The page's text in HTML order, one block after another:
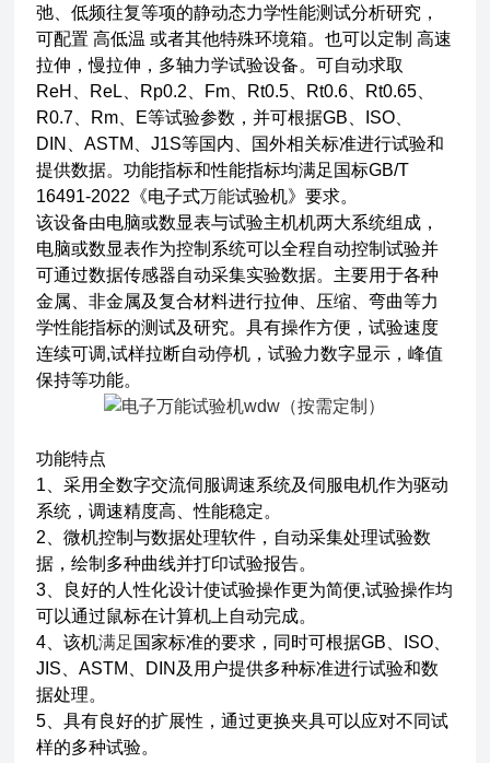
弛、低频往复等项的静动态力学性能测试分析研究，
可配置 高低温 或者其他特殊环境箱。也可以定制 高速
拉伸，慢拉伸，多轴力学试验设备。可自动求取
ReH、ReL、Rp0.2、Fm、Rt0.5、Rt0.6、Rt0.65、
R0.7、Rm、E等试验参数，并可根据GB、ISO、
DIN、ASTM、J1S等国内、国外相关标准进行试验和
提供数据。功能指标和性能指标均满足国标GB/T
16491-2022《电子式万能试验机》要求。
该设备由电脑或数显表与试验主机机两大系统组成，
电脑或数显表作为控制系统可以全程自动控制试验并
可通过数据传感器自动采集实验数据。主要用于各种
金属、非金属及复合材料进行拉伸、压缩、弯曲等力
学性能指标的测试及研究。具有操作方便，试验速度
连续可调,试样拉断自动停机，试验力数字显示，峰值
保持等功能。
功能特点
1、采用全数字交流伺服调速系统及伺服电机作为驱动
系统，调速精度高、性能稳定。
2、微机控制与数据处理软件，自动采集处理试验数
据，绘制多种曲线并打印试验报告。
3、良好的人性化设计使试验操作更为简便,试验操作均
可以通过鼠标在计算机上自动完成。
4、该机满足 国家标准的要求，同时可根据GB、ISO、
JIS、ASTM、DIN及用户提供多种标准进行试验和数
据处理。
5、具有良好的扩展性，通过更换夹具可以应对不同试
样的多种试验。